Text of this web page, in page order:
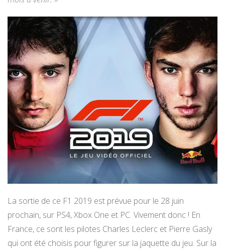
La sortie de ce F1 2019 est prévue pour le 28 juin
prochain, sur PS4, Xbox One et PC. Vivement donc ! En
France, ce sont les pilotes Charles Leclerc et Pierre Gasly
qui ont été choisis pour figurer sur la jaquette du jeu. Sur la